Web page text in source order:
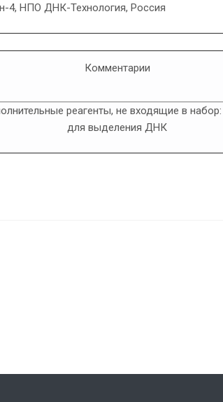
4, НПО ДНК-Технология, Россия
Комментарии
реагенты, не входящие в
для выделения ДНК